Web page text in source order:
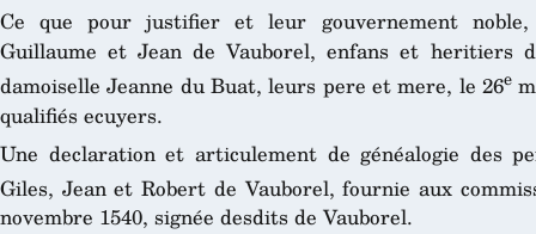
Ce que pour justifier et leur gouvernement
Guillaume et Jean de Vauborel, enfans et heritiers
damoiselle Jeanne du Buat, leurs pere et mere, le 26e
qualifiés ecuyers.
Une declaration et articulement de généalogie des
Giles, Jean et Robert de Vauborel, fournie aux
novembre 1540, signée desdits de Vauborel.